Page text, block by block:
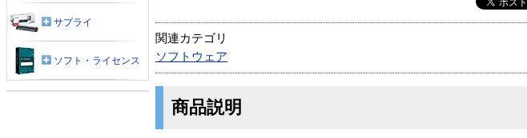
関連カテゴリ
ソフトウェア
商品説明
サプライ
ソフト・ライセンス